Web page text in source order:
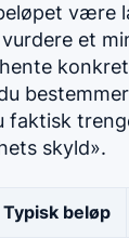
være
et
faktisk
skyld».
Typisk beløp